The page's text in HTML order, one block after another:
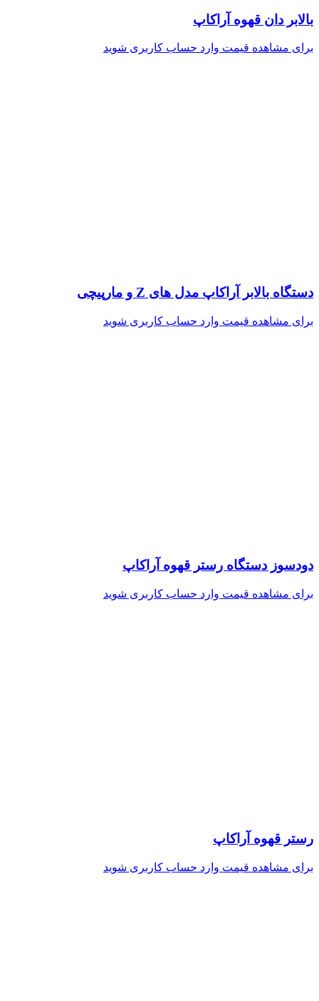
بالابر دان قهوه آراکاپ
برای مشاهده قیمت وارد حساب کاربری شوید
دستگاه بالابر آراکاپ مدل های Z و مارپیچی
برای مشاهده قیمت وارد حساب کاربری شوید
دودسوز دستگاه رستر قهوه آراکاپ
برای مشاهده قیمت وارد حساب کاربری شوید
رستر قهوه آراکاپ
برای مشاهده قیمت وارد حساب کاربری شوید